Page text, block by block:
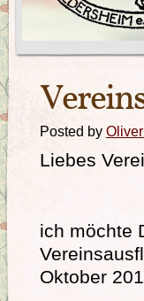
Posted by
Liebes
ich möchte
Oktober